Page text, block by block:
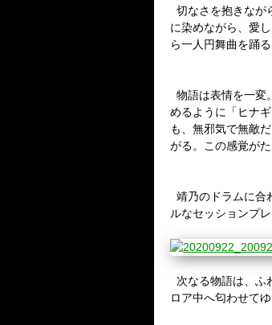
切なさを抱きなが
に染めながら、愛
ら一人円舞曲を踊
物語は表情を一変
めるように「ヒナ
も、無邪気で無敵
がる。この感覚が
靖乃のドラムに合
ルなセッションプレ
次なる物語は、ふ
ロア中へ匂わせて